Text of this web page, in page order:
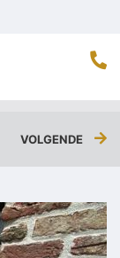
VOLGENDE